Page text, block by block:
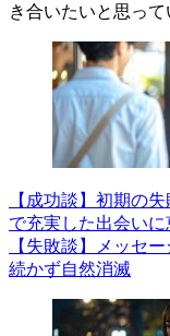
き合いたいと思って
【成功談】初期の
で充実した出会いに
【失敗談】メッセ
続かず自然消滅